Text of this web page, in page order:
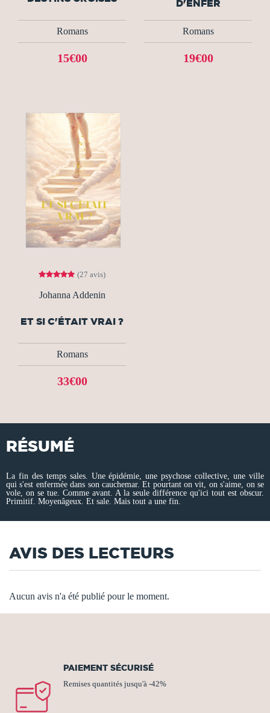
Romans
15€00
D'ENFER
Romans
19€00
(27 avis)
Johanna Addenin
ET SI C'ÉTAIT VRAI ?
Romans
33€00
RÉSUMÉ
La fin des temps sales. Une épidémie, une psychose collective, une ville
qui s'est enfermée dans son cauchemar. Et pourtant on vit, on s'aime, on se
vole, on se tue. Comme avant. A la seule différence qu'ici tout est obscur.
Primitif. Moyenâgeux. Et sale. Mais tout a une fin.
AVIS DES LECTEURS
Aucun avis n'a été publié pour le moment.
PAIEMENT SÉCURISÉ
Remises quantités jusqu'à -42%